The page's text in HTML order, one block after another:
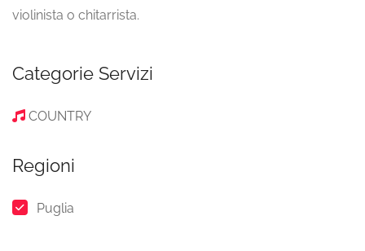
violinista o chitarrista.
Categorie Servizi
COUNTRY
Regioni
Puglia